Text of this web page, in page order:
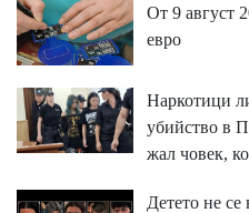
От 9 август
евро
Наркотици
убийство в
жал човек,
Детето не се